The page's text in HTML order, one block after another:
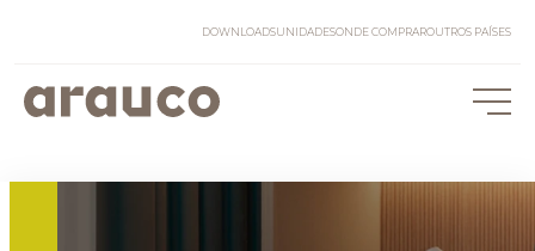
DOWNLOADSUNIDADESONDE COMPRAROUTROS PAÍSES